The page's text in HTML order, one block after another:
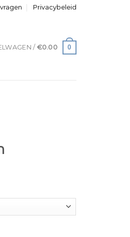
Privacybeleid
/ €0.00 0